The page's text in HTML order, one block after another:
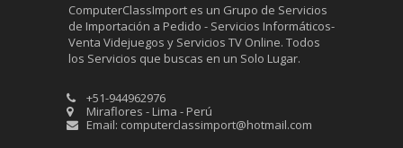
ComputerClassImport es un Grupo de Servicios
de Importación a Pedido - Servicios Informáticos-
Venta Videjuegos y Servicios TV Online. Todos
los Servicios que buscas en un Solo Lugar.
+51-944962976
Miraflores - Lima - Perú
Email: computerclassimport@hotmail.com